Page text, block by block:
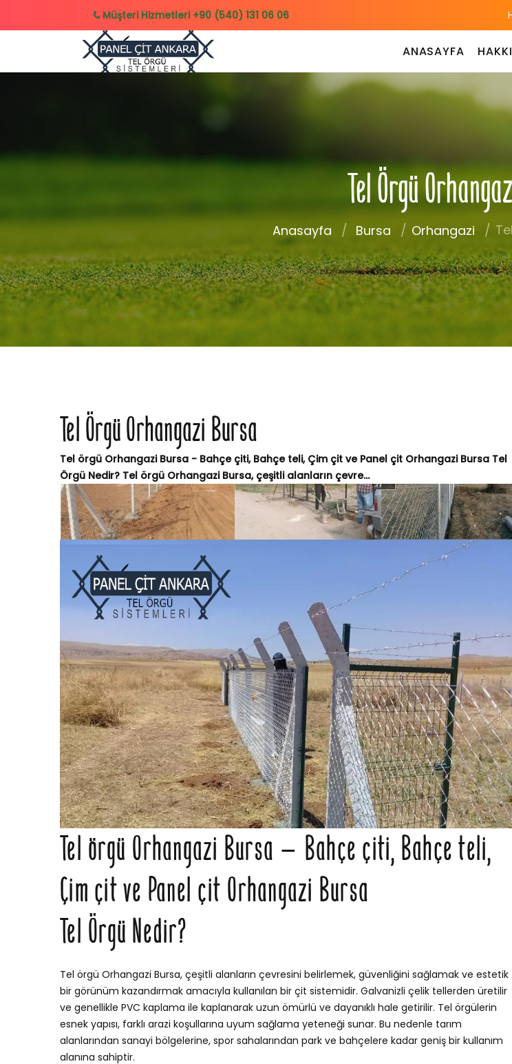
Müşteri Hizmetleri +90 (540) 131 06 06
ANASAYFA
Tel Örgü
Anasayfa Bursa Orhangazi
Tel Örgü Orhangazi Bursa
Tel örgü Orhangazi Bursa - Bahçe çiti, Bahçe teli, Çim çit ve Panel çit Orhangazi Bursa Tel
Örgü Nedir? Tel örgü Orhangazi Bursa, çeşitli alanların çevre...
Tel örgü Orhangazi Bursa – Bahçe çiti, Bahçe teli,
Çim çit ve Panel çit Orhangazi Bursa
Tel Örgü Nedir?
Tel örgü Orhangazi Bursa, çeşitli alanların çevresini belirlemek, güvenliğini sağlamak ve estetik
bir görünüm kazandırmak amacıyla kullanılan bir çit sistemidir. Galvanizli çelik tellerden üretilir
ve genellikle PVC kaplama ile kaplanarak uzun ömürlü ve dayanıklı hale getirilir. Tel örgülerin
esnek yapısı, farklı arazi koşullarına uyum sağlama yeteneği sunar. Bu nedenle tarım
alanlarından sanayi bölgelerine, spor sahalarından park ve bahçelere kadar geniş bir kullanım
alanına sahiptir.